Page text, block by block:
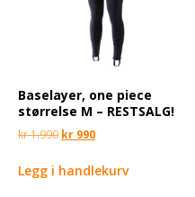
Baselayer, one piece
størrelse M – RESTSALG!
kr1.990 kr 990
Legg i handlekurv